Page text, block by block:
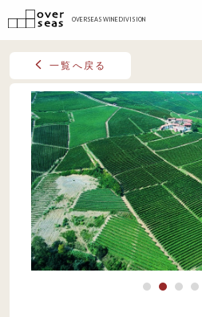
OVERSEAS WINE DIVISION
一覧へ戻る